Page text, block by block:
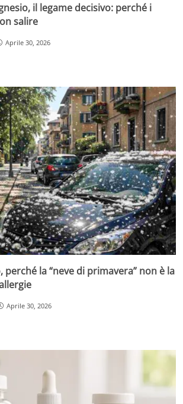
il legame decisivo: perché i
salire
Aprile 30, 2026
perché la “neve di primavera” non è la
Aprile 30, 2026